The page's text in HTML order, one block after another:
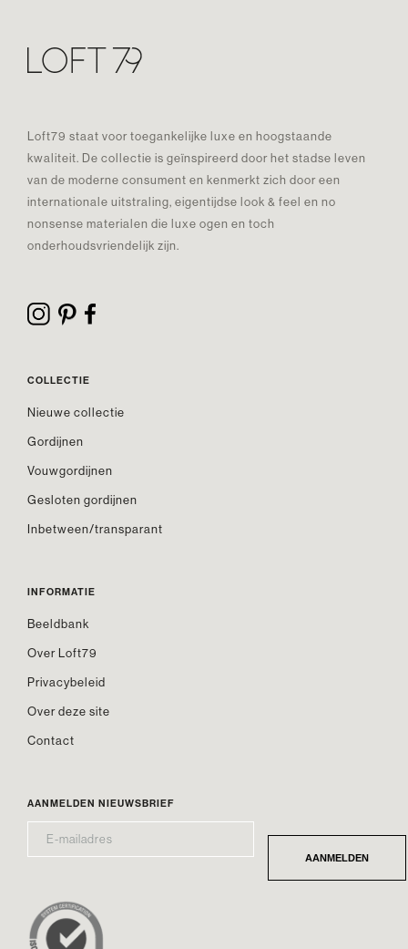
Loft79 staat voor toegankelijke luxe en hoogstaande
kwaliteit. De collectie is geïnspireerd door het stadse leven
van de moderne consument en kenmerkt zich door een
internationale uitstraling, eigentijdse look & feel en no
nonsense materialen die luxe ogen en toch
onderhoudsvriendelijk zijn.
COLLECTIE
Nieuwe collectie
Gordijnen
Vouwgordijnen
Gesloten gordijnen
Inbetween/transparant
INFORMATIE
Beeldbank
Over Loft79
Privacybeleid
Over deze site
Contact
AANMELDEN NIEUWSBRIEF
MAILADRES* AANMELDEN